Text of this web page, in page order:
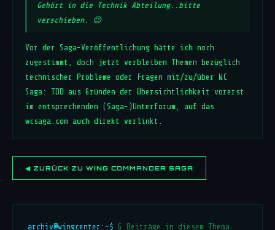
Gehört in die Technik Abteilung..bitte
verschieben. 😉
Vor der Saga-Veröffentlichung hätte ich noch
zugestimmt, doch jetzt verbleiben Themen bezüglich
technischer Probleme oder Fragen mit/zu/über WC
Saga: TDD aus Gründen der Übersichtlichkeit vorerst
im entsprechenden (Saga-)Unterforum, auf das
wcsaga.com auch direkt verlinkt.
◀ ZURÜCK ZU WING COMMANDER SAGA
archiv@wingcenter:~$ 6 Beiträge in diesem Thema.